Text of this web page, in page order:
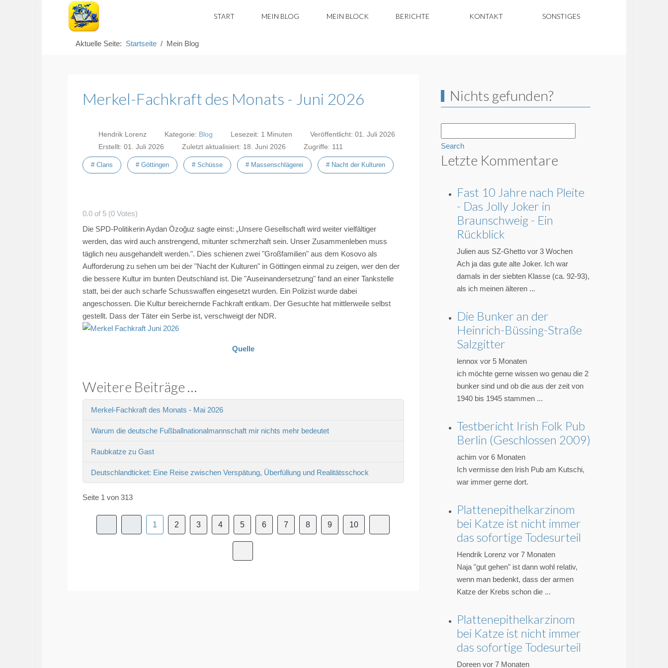
START MEIN BLOG MEIN BLOCK BERICHTE KONTAKT SONSTIGES
Aktuelle Seite: Startseite Mein Blog
Merkel-Fachkraft des Monats - Juni 2026
Hendrik Lorenz Kategorie: Blog Lesezeit: 1 Minuten
Veröffentlicht: 01. Juli 2026
Erstellt: 01. Juli 2026
Zuletzt aktualisiert: 18. Juni 2026 Zugriffe: 111
# Clans # Göttingen # Schüsse # Massenschlägerei # Nacht der Kulturen
0.0 of 5 (0 Votes)
Die SPD-Politikerin Aydan Özoğuz sagte einst: „Unsere Gesellschaft wird weiter vielfältiger
werden, das wird auch anstrengend, mitunter schmerzhaft sein. Unser Zusammenleben muss
täglich neu ausgehandelt werden.". Dies schienen zwei "Großfamilien" aus dem Kosovo als
Aufforderung zu sehen um bei der "Nacht der Kulturen" in Göttingen einmal zu zeigen, wer den der
die bessere Kultur im bunten Deutschland ist. Die "Auseinandersetzung" fand an einer Tankstelle
statt, bei der auch scharfe Schusswaffen eingesetzt wurden. Ein Polizist wurde dabei
angeschossen. Die Kultur bereichernde Fachkraft entkam. Der Gesuchte hat mittlerweile selbst
gestellt. Dass der Täter ein Serbe ist, verschweigt der NDR.
Quelle
Weitere Beiträge …
Merkel-Fachkraft des Monats - Mai 2026
Warum die deutsche Fußballnationalmannschaft mir nichts mehr bedeutet
Raubkatze zu Gast
Deutschlandticket: Eine Reise zwischen Verspätung, Überfüllung und Realitätsschock
Seite 1 von 313
1 2 3 4 5 6 7 8 9 10
Nichts gefunden?
Search
Letzte Kommentare
Fast 10 Jahre nach Pleite
- Das Jolly Joker in
Braunschweig - Ein
Rückblick
Julien aus SZ-Ghetto vor 3 Wochen
Ach ja das gute alte Joker. Ich war
damals in der siebten Klasse (ca. 92-93),
als ich meinen älteren ...
Die Bunker an der
Heinrich-Büssing-Straße
Salzgitter
lennox vor 5 Monaten
ich möchte gerne wissen wo genau die 2
bunker sind und ob die aus der zeit von
1940 bis 1945 stammen ...
Testbericht Irish Folk Pub
Berlin (Geschlossen 2009)
achim vor 6 Monaten
Ich vermisse den Irish Pub am Kutschi,
war immer gerne dort.
Plattenepithelkarzinom
bei Katze ist nicht immer
das sofortige Todesurteil
Hendrik Lorenz vor 7 Monaten
Naja "gut gehen" ist dann wohl relativ,
wenn man bedenkt, dass der armen
Katze der Krebs schon die ...
Plattenepithelkarzinom
bei Katze ist nicht immer
das sofortige Todesurteil
Doreen vor 7 Monaten